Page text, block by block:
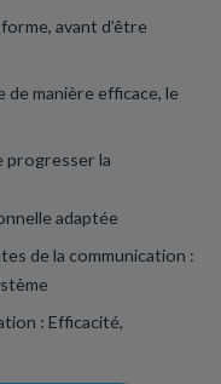
avant d’être
de manière efficace, le
progresser la
adaptée
de la communication :
: Efficacité,